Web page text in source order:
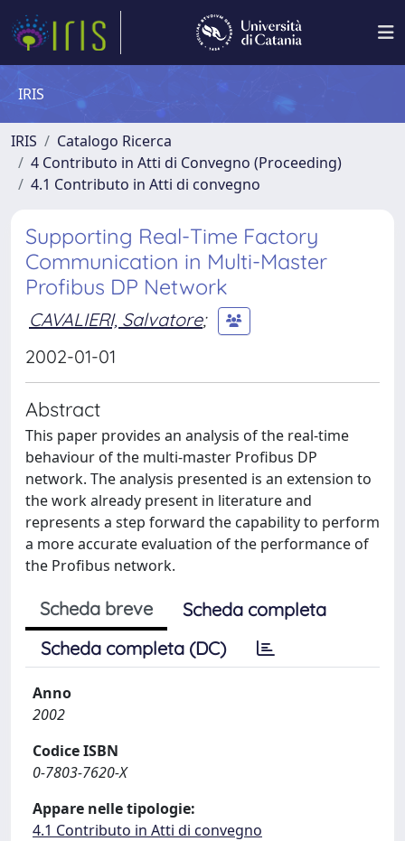
IRIS
IRIS
Catalogo Ricerca
4 Contributo in Atti di Convegno (Proceeding)
4.1 Contributo in Atti di convegno
Supporting Real-Time Factory
Communication in Multi-Master
Profibus DP Network
CAVALIERI, Salvatore;
2002-01-01
Abstract
This paper provides an analysis of the real-time
behaviour of the multi-master Profibus DP
network. The analysis presented is an extension to
the work already present in literature and
represents a step forward the capability to perform
a more accurate evaluation of the performance of
the Profibus network.
Scheda breve
Scheda completa
Scheda completa (DC)
Anno
2002
Codice ISBN
0-7803-7620-X
Appare nelle tipologie:
4.1 Contributo in Atti di convegno